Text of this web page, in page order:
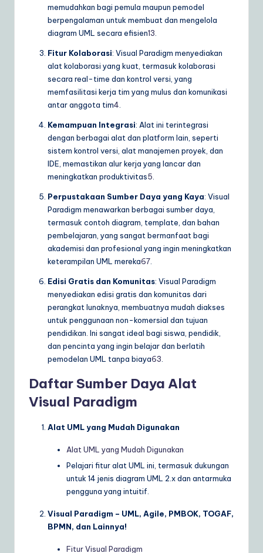
memudahkan bagi pemula maupun pemodel
berpengalaman untuk membuat dan mengelola
diagram UML secara efisien13.
Fitur Kolaborasi: Visual Paradigm menyediakan
alat kolaborasi yang kuat, termasuk kolaborasi
secara real-time dan kontrol versi, yang
memfasilitasi kerja tim yang mulus dan komunikasi
antar anggota tim4.
Kemampuan Integrasi: Alat ini terintegrasi
dengan berbagai alat dan platform lain, seperti
sistem kontrol versi, alat manajemen proyek, dan
IDE, memastikan alur kerja yang lancar dan
meningkatkan produktivitas5.
Perpustakaan Sumber Daya yang Kaya: Visual
Paradigm menawarkan berbagai sumber daya,
termasuk contoh diagram, template, dan bahan
pembelajaran, yang sangat bermanfaat bagi
akademisi dan profesional yang ingin meningkatkan
keterampilan UML mereka67.
Edisi Gratis dan Komunitas: Visual Paradigm
menyediakan edisi gratis dan komunitas dari
perangkat lunaknya, membuatnya mudah diakses
untuk penggunaan non-komersial dan tujuan
pendidikan. Ini sangat ideal bagi siswa, pendidik,
dan pencinta yang ingin belajar dan berlatih
pemodelan UML tanpa biaya63.
Daftar Sumber Daya Alat
Visual Paradigm
Alat UML yang Mudah Digunakan
Alat UML yang Mudah Digunakan
Pelajari fitur alat UML ini, termasuk dukungan
untuk 14 jenis diagram UML 2.x dan antarmuka
pengguna yang intuitif.
Visual Paradigm – UML, Agile, PMBOK, TOGAF,
BPMN, dan Lainnya!
Fitur Visual Paradigm